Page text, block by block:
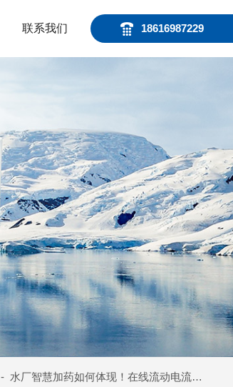
18616987229
联系我们
- 水厂智慧加药如何体现！在线流动电流分析仪成为重要的一环！